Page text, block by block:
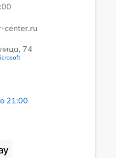
center.ru
74
21:00